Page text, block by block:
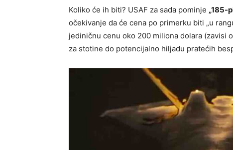
Koliko će ih biti? USAF za sada pominje „185-
očekivanje da će cena po primerku biti „u
jediničnu cenu oko 200 miliona dolara (zavisi
za stotine do potencijalno hiljadu pratećih